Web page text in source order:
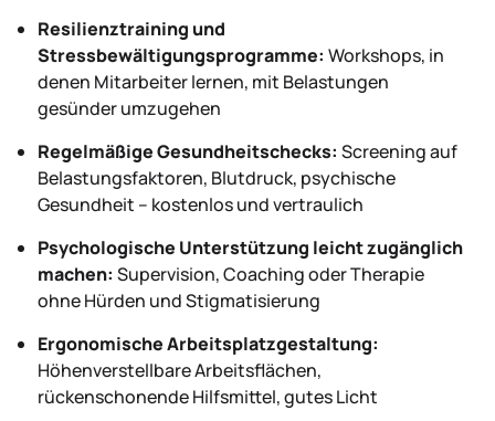
Resilienztraining und
Stressbewältigungsprogramme: Workshops, in
denen Mitarbeiter lernen, mit Belastungen
gesünder umzugehen
Regelmäßige Gesundheitschecks: Screening auf
Belastungsfaktoren, Blutdruck, psychische
Gesundheit – kostenlos und vertraulich
Psychologische Unterstützung leicht zugänglich
machen: Supervision, Coaching oder Therapie
ohne Hürden und Stigmatisierung
Ergonomische Arbeitsplatzgestaltung:
Höhenverstellbare Arbeitsflächen,
rückenschonende Hilfsmittel, gutes Licht